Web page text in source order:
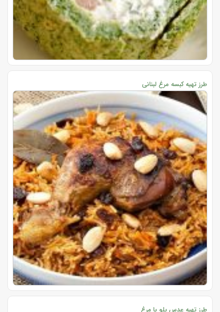
طرز تهیه کبسه مرغ لبنانی
طرز تهیه عدس پلو با مرغ